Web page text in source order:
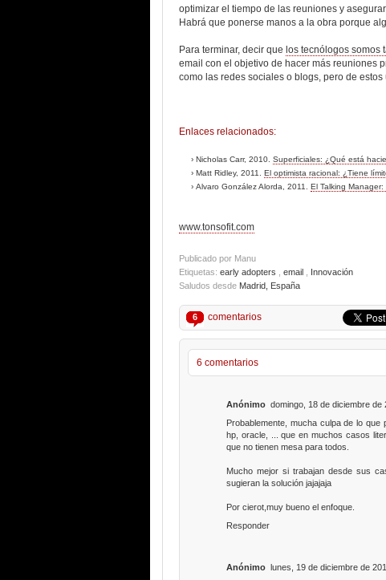
optimizar el tiempo de las reuniones y
Habrá que ponerse manos a la obra porque
Para terminar, decir que los tecnólogos somos
email con el objetivo de hacer más reuniones
como las redes sociales o blogs, pero de estos
Enlaces relacionados:
› Nicholas Carr, 2010. Superficiales: ¿Qué está
› Matt Ridley, 2011. El optimista racional: ¿Tiene
› Alvaro González Alorda, 2011. El Talking
www.tonsofit.com
Publicado por Manu
Etiquetas: early adopters email
Innovación
Saludos desde Madrid, España
6 comentarios
6 comentarios
Anónimo domingo, 18 de diciembre de
Probablemente, mucha culpa de lo
hp, oracle, ... que en muchos casos
que no tienen mesa para todos.
Mucho mejor si trabajan desde sus
sugieran la solución jajajaja
Por cierot,muy bueno el enfoque.
Responder
Anónimo
lunes, 19 de diciembre de